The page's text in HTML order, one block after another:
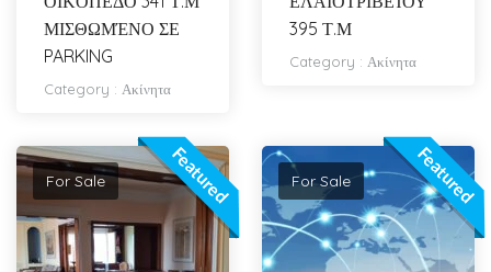
ΜΙΣΘΩΜΈΝΟ ΣΕ
PARKING
Category : Ακίνητα
395 Τ.Μ
Category : Ακίνητα
Featured
For Sale Featured
For Sale